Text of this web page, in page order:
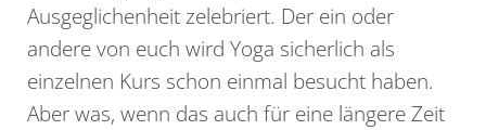
Ausgeglichenheit zelebriert. Der ein oder
andere von euch wird Yoga sicherlich als
einzelnen Kurs schon einmal besucht haben.
Aber was, wenn das auch für eine längere Zeit